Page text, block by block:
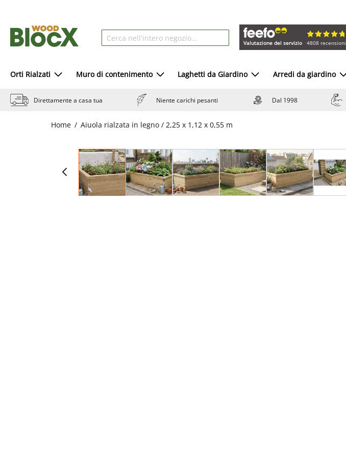
Valutazione del servizio 4808 recensioni
Orti Rialzati Muro di contenimento Laghetti da Giardino Arredi da giardino
Direttamente a casa tua Niente carichi pesanti Dal 1998
Home Aiuola rialzata in legno / 2,25 x 1,12 x 0,55 m